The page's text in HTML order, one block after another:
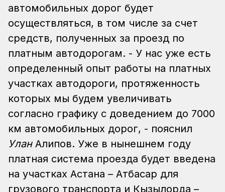
автомобильных дорог будет
осуществляться, в том числе за счет
средств, полученных за проезд по
платным автодорогам. - У нас уже есть
определенный опыт работы на платных
участках автодороги, протяженность
которых мы будем увеличивать
согласно графику с доведением до 7000
км автомобильных дорог, - пояснил
Улан Алипов. Уже в нынешнем году
платная система проезда будет введена
на участках Астана – Атбасар для
грузового транспорта и Кызылорда –